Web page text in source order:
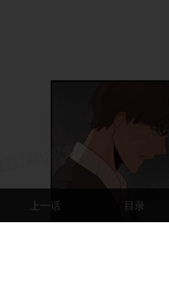
上一话 目录